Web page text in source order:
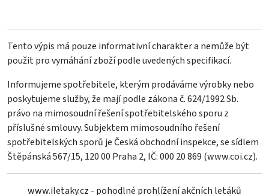
Tento výpis má pouze informativní charakter a nemůže být
použit pro vymáhání zboží podle uvedených specifikací.
Informujeme spotřebitele, kterým prodáváme výrobky nebo
poskytujeme služby, že mají podle zákona č. 624/1992 Sb.
právo na mimosoudní řešení spotřebitelského sporu z
příslušné smlouvy. Subjektem mimosoudního řešení
spotřebitelských sporů je Česká obchodní inspekce, se sídlem
Štěpánská 567/15, 120 00 Praha 2, IČ: 000 20 869 (www.coi.cz).
www.iletaky.cz - pohodlné prohlížení akčních letáků